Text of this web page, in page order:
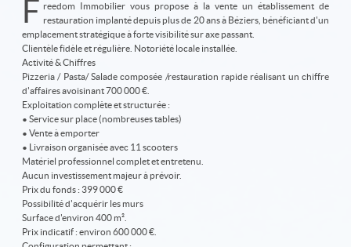
F reedom Immobilier vous propose à la vente un établissement de
restauration implanté depuis plus de 20 ans à Béziers, bénéficiant d'un
emplacement stratégique à forte visibilité sur axe passant.
Clientèle fidèle et régulière. Notoriété locale installée.
Activité & Chiffres
Pizzeria / Pasta/ Salade composée /restauration rapide réalisant un chiffre
d'affaires avoisinant 700 000 €.
Exploitation complète et structurée :
• Service sur place (nombreuses tables)
• Vente à emporter
• Livraison organisée avec 11 scooters
Matériel professionnel complet et entretenu.
Aucun investissement majeur à prévoir.
Prix du fonds : 399 000 €
Possibilité d'acquérir les murs
Surface d'environ 400 m².
Prix indicatif : environ 600 000 €.